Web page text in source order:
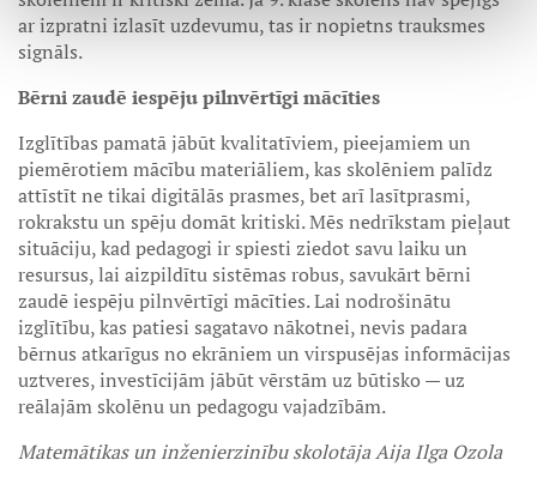
ar izpratni izlasīt uzdevumu, tas ir nopietns trauksmes
signāls.
Bērni zaudē iespēju pilnvērtīgi mācīties
Izglītības pamatā jābūt kvalitatīviem, pieejamiem un
piemērotiem mācību materiāliem, kas skolēniem palīdz
attīstīt ne tikai digitālās prasmes, bet arī lasītprasmi,
rokrakstu un spēju domāt kritiski. Mēs nedrīkstam pieļaut
situāciju, kad pedagogi ir spiesti ziedot savu laiku un
resursus, lai aizpildītu sistēmas robus, savukārt bērni
zaudē iespēju pilnvērtīgi mācīties. Lai nodrošinātu
izglītību, kas patiesi sagatavo nākotnei, nevis padara
bērnus atkarīgus no ekrāniem un virspusējas informācijas
uztveres, investīcijām jābūt vērstām uz būtisko — uz
reālajām skolēnu un pedagogu vajadzībām.
Matemātikas un inženierzinību skolotāja Aija Ilga Ozola